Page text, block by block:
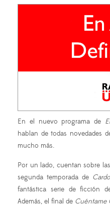
En el nuevo programa de
hablan de todas novedades
mucho más.
Por un lado, cuentan sobre
segunda temporada de
fantástica serie de ficción
Además, el final de Cuéntame